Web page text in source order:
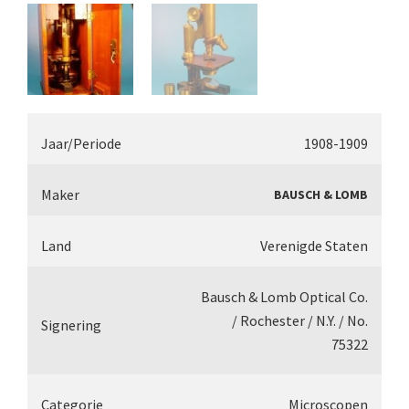
Smith, Beck & Beck, ‘Lister limb’ (1857)
Beck & Beck, ‘popular microscope’ (ca. 1857)
Dollond, ‘bar-limb’ (1860-1880)
Robbins (1860-1890)
Nachet, ‘plus simple’ (1862-1880)
Crouch (1870-1890)
Hartnack / Prazmowski (1870-1880)
Jaar/Periode 1908-1909
Maker BAUSCH & LOMB
Land Verenigde Staten
Signering
Bausch & Lomb Optical Co.
/ Rochester / N.Y. / No.
75322
Categorie Microscopen